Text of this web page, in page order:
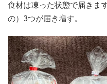
食材は凍った状態で届きま
の）3つが届き増す。